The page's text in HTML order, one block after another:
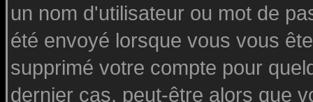
un nom d'utilisateur ou mot de
été envoyé lorsque vous vous
supprimé votre compte pour
dernier cas, peut-être alors que